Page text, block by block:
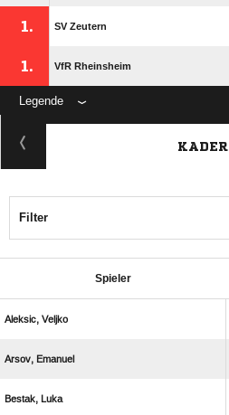
1. SV Zeutern
1. VfR Rheinsheim
Legende
KADER
Filter
Spieler
 
 
 